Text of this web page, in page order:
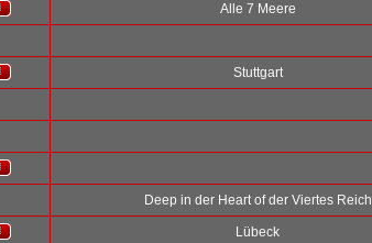
Alle 7 Meere
Stuttgart
Deep in der Heart of der Viertes Reich
Lübeck